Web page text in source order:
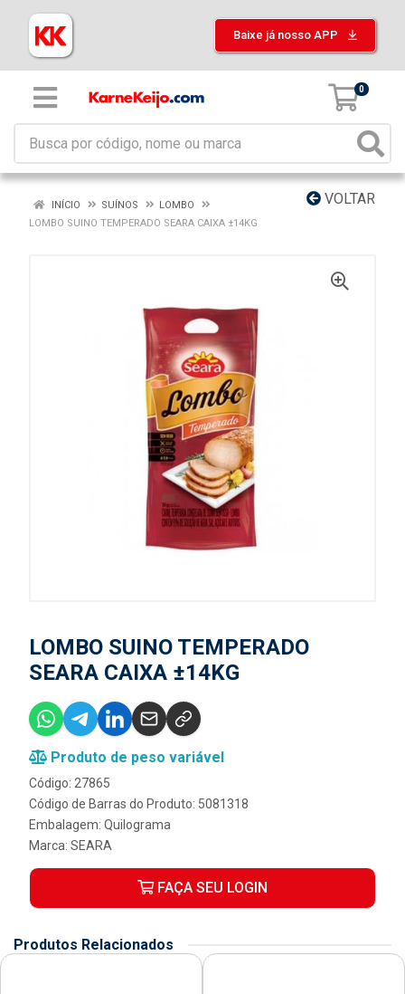
Baixe já nosso APP
0
VOLTAR
INÍCIO SUÍNOS
LOMBO
LOMBO SUINO TEMPERADO SEARA CAIXA ±14KG
LOMBO SUINO TEMPERADO
SEARA CAIXA ±14KG
Produto de peso variável
Código: 27865
Código de Barras do Produto: 5081318
Embalagem: Quilograma
Marca: SEARA
FAÇA SEU LOGIN
Produtos Relacionados